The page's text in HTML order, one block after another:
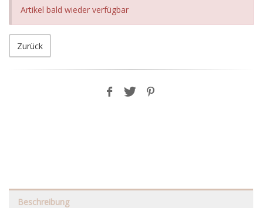
Artikel bald wieder verfügbar
Zurück
Beschreibung